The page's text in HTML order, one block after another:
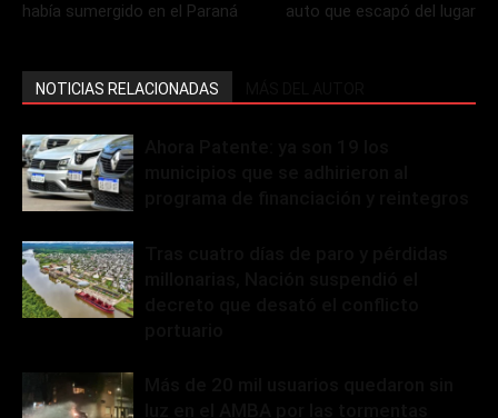
había sumergido en el Paraná
auto que escapó del lugar
NOTICIAS RELACIONADAS